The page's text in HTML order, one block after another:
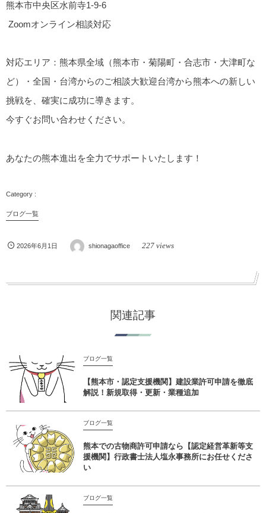
熊本市中央区水前寺1-9-6
Zoomオンライン相談対応
対応エリア ：熊本県全域（熊本市・菊陽町・合志市・大津町な
ど）・全国・台湾からのご相談大歓迎台湾から熊本への新しい
挑戦を、確実に成功に導きます。
今すぐお問い合わせください。
あなたの熊本進出を全力でサポートいたします！
ブログ一覧
2026年6月1日 shionagaoffice 227 views
関連記事
ブログ一覧
【熊本市・認定支援機関】建設業許可申請を徹底
解説！新規取得・更新・業種追加
ブログ一覧
熊本での古物商許可申請なら【認定経営革新等支
援機関】行政書士法人塩永事務所にお任せくださ
い
ブログ一覧